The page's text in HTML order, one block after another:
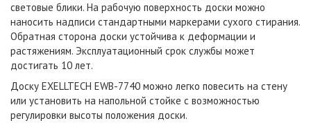
световые блики. На рабочую поверхность доски можно
наносить надписи стандартными маркерами сухого стирания.
Обратная сторона доски устойчива к деформации и
растяжениям. Эксплуатационный срок службы может
достигать 10 лет.
Доску EXELLTECH EWB-7740 можно легко повесить на стену
или установить на напольной стойке с возможностью
регулировки высоты положения доски.